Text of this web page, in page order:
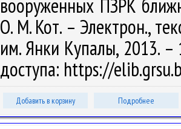
вооруженных ПЗРК
О. М. Кот. – Электрон.,
им. Янки Купалы, 2013. –
доступа: https://
Добавить в корзину Подробнее